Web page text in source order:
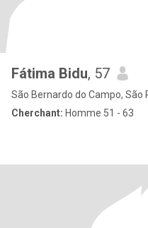
Fátima Bidu, 57
São Bernardo do Campo, São
Cherchant: Homme 51 - 63